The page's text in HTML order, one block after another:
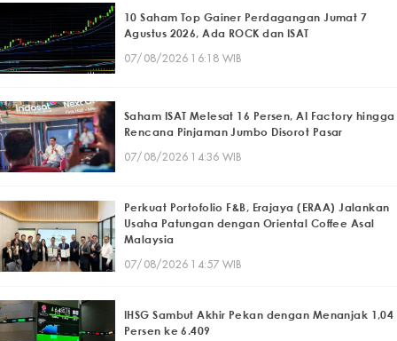
10 Saham Top Gainer Perdagangan Jumat 7
Agustus 2026, Ada ROCK dan ISAT
07/08/2026 16:18 WIB
Saham ISAT Melesat 16 Persen, AI Factory hingga
Rencana Pinjaman Jumbo Disorot Pasar
07/08/2026 14:36 WIB
Perkuat Portofolio F&B, Erajaya (ERAA) Jalankan
Usaha Patungan dengan Oriental Coffee Asal
Malaysia
07/08/2026 14:57 WIB
IHSG Sambut Akhir Pekan dengan Menanjak 1,04
Persen ke 6.409